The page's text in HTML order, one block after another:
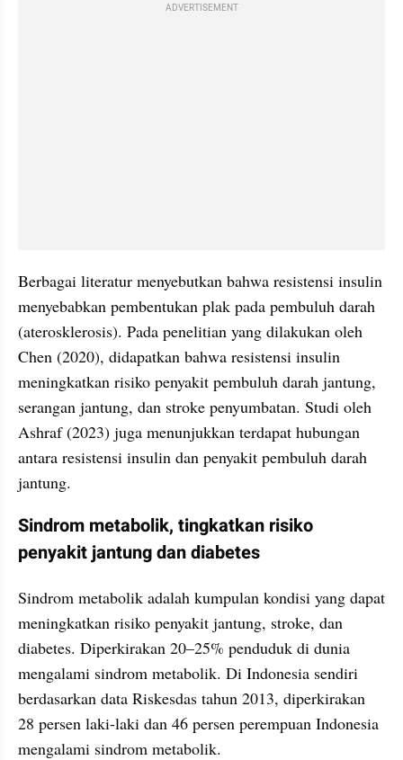
ADVERTISEMENT
Berbagai literatur menyebutkan bahwa resistensi insulin
menyebabkan pembentukan plak pada pembuluh darah
(aterosklerosis). Pada penelitian yang dilakukan oleh
Chen (2020), didapatkan bahwa resistensi insulin
meningkatkan risiko penyakit pembuluh darah jantung,
serangan jantung, dan stroke penyumbatan. Studi oleh
Ashraf (2023) juga menunjukkan terdapat hubungan
antara resistensi insulin dan penyakit pembuluh darah
jantung.
Sindrom metabolik, tingkatkan risiko
penyakit jantung dan diabetes
Sindrom metabolik adalah kumpulan kondisi yang dapat
meningkatkan risiko penyakit jantung, stroke, dan
diabetes. Diperkirakan 20–25% penduduk di dunia
mengalami sindrom metabolik. Di Indonesia sendiri
berdasarkan data Riskesdas tahun 2013, diperkirakan
28 persen laki-laki dan 46 persen perempuan Indonesia
mengalami sindrom metabolik.